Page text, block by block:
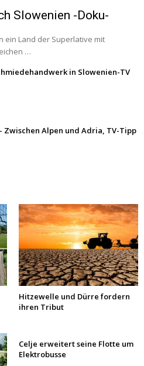
Slowenien -Doku-
ein Land der Superlative mit
…
in Slowenien-TV
Zwischen Alpen und Adria, TV-Tipp
Hitzewelle und Dürre fordern
ihren Tribut
Celje erweitert seine Flotte um
Elektrobusse